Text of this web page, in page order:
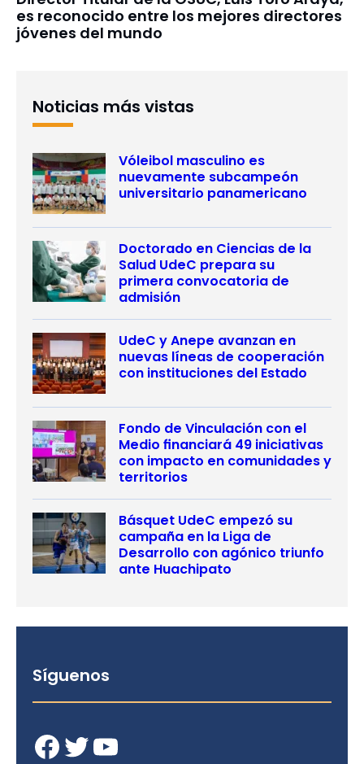
es reconocido entre los mejores directores
jóvenes del mundo
Noticias más vistas
Vóleibol masculino es
nuevamente subcampeón
universitario panamericano
Doctorado en Ciencias de la
Salud UdeC prepara su
primera convocatoria de
admisión
UdeC y Anepe avanzan en
nuevas líneas de cooperación
con instituciones del Estado
Fondo de Vinculación con el
Medio financiará 49 iniciativas
con impacto en comunidades y
territorios
Básquet UdeC empezó su
campaña en la Liga de
Desarrollo con agónico triunfo
ante Huachipato
Síguenos
Facebook Twitter YouTube